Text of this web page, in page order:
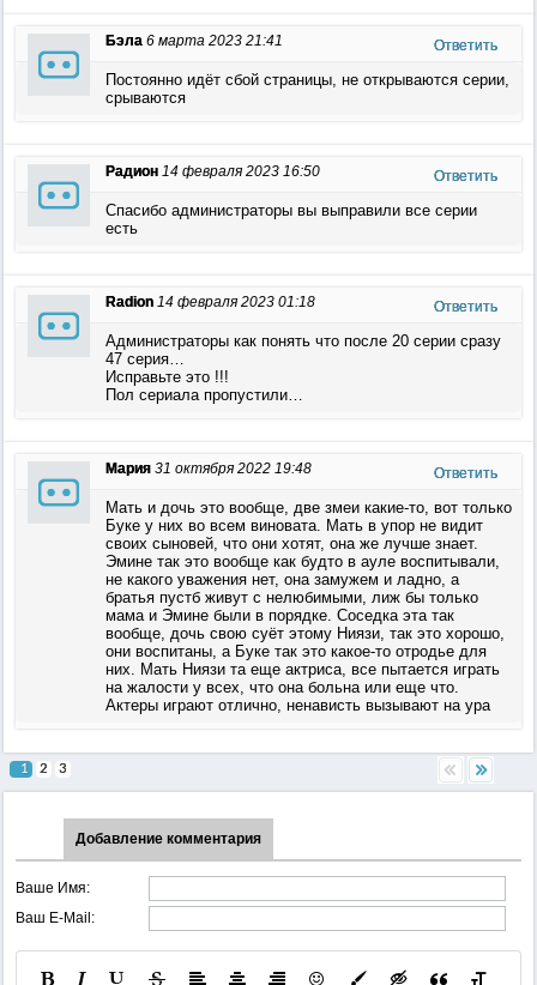
Бэла 6 марта 2023 21:41 Ответить
Постоянно идёт сбой страницы, не открываются серии,
срываются
Радион 14 февраля 2023 16:50 Ответить
Спасибо администраторы вы выправили все серии
есть
Radion 14 февраля 2023 01:18 Ответить
Администраторы как понять что после 20 серии сразу
47 серия…
Исправьте это !!!
Пол сериала пропустили…
Мария 31 октября 2022 19:48 Ответить
Мать и дочь это вообще, две змеи какие-то, вот только
Буке у них во всем виновата. Мать в упор не видит
своих сыновей, что они хотят, она же лучше знает.
Эмине так это вообще как будто в ауле воспитывали,
не какого уважения нет, она замужем и ладно, а
братья пустб живут с нелюбимыми, лиж бы только
мама и Эмине были в порядке. Соседка эта так
вообще, дочь свою суёт этому Ниязи, так это хорошо,
они воспитаны, а Буке так это какое-то отродье для
них. Мать Ниязи та еще актриса, все пытается играть
на жалости у всех, что она больна или еще что.
Актеры играют отлично, ненависть вызывают на ура
1 2 3
Добавление комментария
Ваше Имя:
Ваш E-Mail: